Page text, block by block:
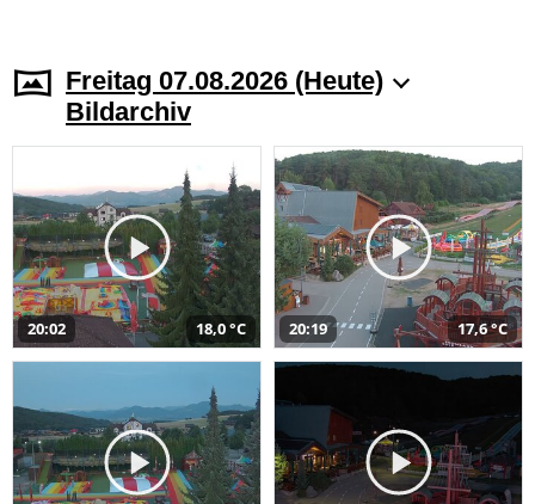
Freitag 07.08.2026 (Heute)
Bildarchiv
20:02 18,0 °C 20:19 17,6 °C